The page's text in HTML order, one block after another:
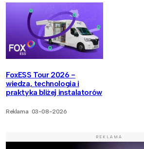
FoxESS Tour 2026 -
wiedza, technologia i
praktyka bliżej instalatorów
Reklama 03-08-2026
REKLAMA